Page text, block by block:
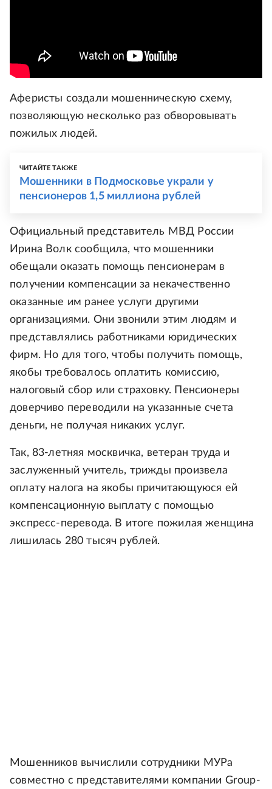
Аферисты создали мошенническую схему,
позволяющую несколько раз обворовывать
пожилых людей.
ЧИТАЙТЕ ТАКЖЕ
Мошенники в Подмосковье украли у
пенсионеров 1,5 миллиона рублей
Официальный представитель МВД России
Ирина Волк сообщила, что мошенники
обещали оказать помощь пенсионерам в
получении компенсации за некачественно
оказанные им ранее услуги другими
организациями. Они звонили этим людям и
представлялись работниками юридических
фирм. Но для того, чтобы получить помощь,
якобы требовалось оплатить комиссию,
налоговый сбор или страховку. Пенсионеры
доверчиво переводили на указанные счета
деньги, не получая никаких услуг.
Так, 83-летняя москвичка, ветеран труда и
заслуженный учитель, трижды произвела
оплату налога на якобы причитающуюся ей
компенсационную выплату с помощью
экспресс-перевода. В итоге пожилая женщина
лишилась 280 тысяч рублей.
Мошенников вычислили сотрудники МУРа
совместно с представителями компании Group-